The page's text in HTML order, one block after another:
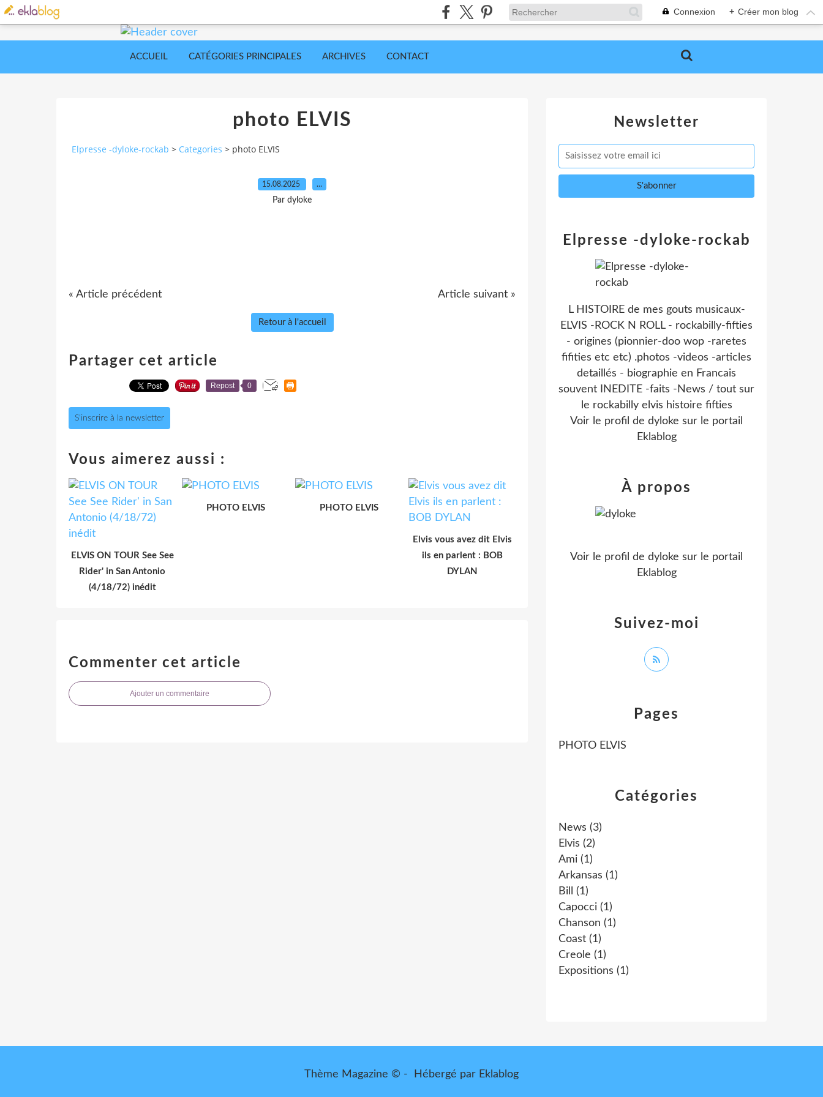
Connexion + Créer mon blog
ACCUEIL CATÉGORIES PRINCIPALES ARCHIVES CONTACT
photo ELVIS
Elpresse -dyloke-rockab > Categories > photo ELVIS
15.08.2025 …
Par dyloke
« Article précédent Article suivant »
Retour à l'accueil
Partager cet article
Repost 0
S'inscrire à la newsletter
Vous aimerez aussi :
ELVIS ON TOUR See See
Rider' in San Antonio
(4/18/72) inédit
PHOTO ELVIS PHOTO ELVIS
Elvis vous avez dit Elvis
ils en parlent : BOB
DYLAN
Commenter cet article
Ajouter un commentaire
Newsletter
Catégories
News (3)
Elvis (2)
Ami (1)
Arkansas (1)
Bill
(1)
Capocci (1)
Chanson (1)
Coast (1)
Creole (1)
Expositions (1)
Pages
PHOTO ELVIS
Elpresse -dyloke-rockab
L HISTOIRE de mes gouts musicaux-
ELVIS -ROCK N ROLL - rockabilly-fifties
- origines (pionnier-doo wop -raretes
fifities etc etc) .photos -videos -articles
detaillés - biographie en Francais
souvent INEDITE -faits -News / tout sur
le rockabilly elvis histoire fifties
Voir le profil de dyloke sur le portail
Eklablog
Suivez-moi
À propos
Voir le profil de dyloke sur le portail
Eklablog
Thème Magazine © - Hébergé par Eklablog